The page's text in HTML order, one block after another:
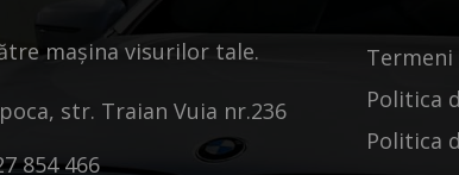
mașina visurilor tale.
str. Traian Vuia nr.236
854 466
Politica
Politica